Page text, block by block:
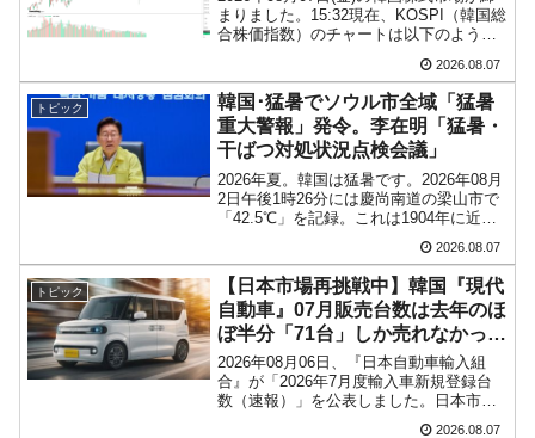
まりました。15:32現在、KOSPI（韓国総
合株価指数）のチャートは以下のように
『Investing.com』より引用）。陰線が伸
びました。KOSPIは「6,258」ま...
2026.08.07
トピック
韓国･猛暑でソウル市全域「猛暑
重大警報」発令。李在明「猛暑・
干ばつ対処状況点検会議」
2026年夏。韓国は猛暑です。2026年08月
2日午後1時26分には慶尚南道の梁山市で
「42.5℃」を記録。これは1904年に近代
最高気温です。08月04日には、ソウル市
全域への「猛暑重大警報」が発令され...
2026.08.07
トピック
【日本市場再挑戦中】韓国『現代
自動車』07月販売台数は去年のほ
ぼ半分「71台」しか売れなかっ
た。『起亜』は9台だけ
2026年08月06日、『日本自動車輸入組
合』が「2026年7月度輸入車新規登録台
数（速報）」を公表しました。日本市場
2026.08.07